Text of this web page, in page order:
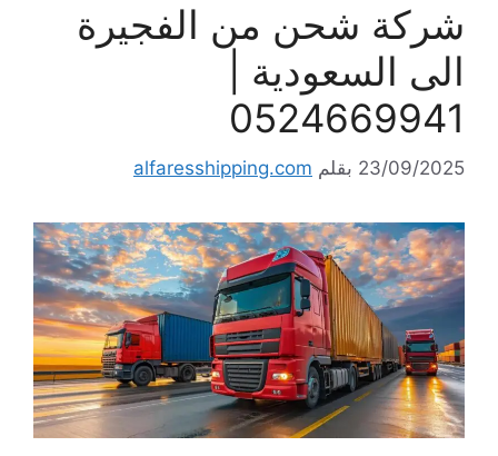
شركة شحن من الفجيرة
الى السعودية |
0524669941
23/09/2025 بقلم alfaresshipping.com